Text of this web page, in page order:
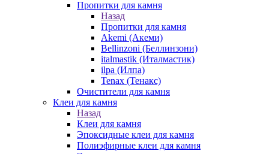
Пропитки для камня
Назад
Пропитки для камня
Akemi (Акеми)
Bellinzoni (Беллинзони)
italmastik (Италмастик)
ilpa (Илпа)
Tenax (Тенакс)
Очистители для камня
Клеи для камня
Назад
Клеи для камня
Эпоксидные клеи для камня
Полиэфирные клеи для камня